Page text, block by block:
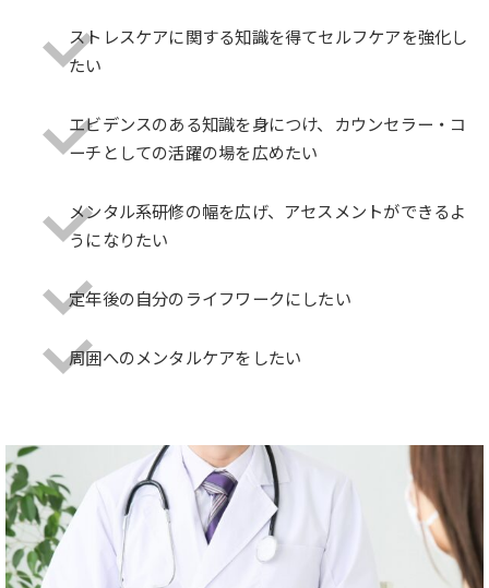
ストレスケアに関する知識を得てセルフケアを強化し
たい
エビデンスのある知識を身につけ、カウンセラー・コ
ーチとしての活躍の場を広めたい
メンタル系研修の幅を広げ、アセスメントができるよ
うになりたい
定年後の自分のライフワークにしたい
周囲へのメンタルケアをしたい